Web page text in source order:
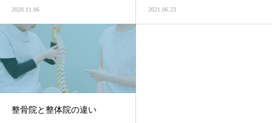
2020.11.06 2021.06.23
整骨院と整体院の違い